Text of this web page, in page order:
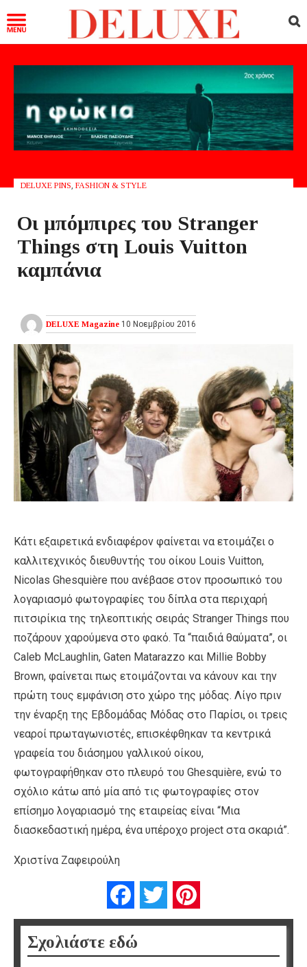
DELUXE PINS FASHION & STYLE
Οι μπόμπιρες του Stranger
Things στη Louis Vuitton
καμπάνια
DELUXE Magazine 10 Νοεμβρίου 2016
Κάτι εξαιρετικά ενδιαφέρον φαίνεται να ετοιμάζει ο
καλλιτεχνικός διευθυντής του οίκου Louis Vuitton,
Nicolas Ghesquière που ανέβασε στον προσωπικό του
λογαριασμό φωτογραφίες του δίπλα στα περιχαρή
πιτσιρίκια της τηλεοπτικής σειράς Stranger Things που
ποζάρουν χαρούμενα στο φακό. Τα “παιδιά θαύματα”, οι
Caleb McLaughlin, Gaten Matarazzo και Millie Bobby
Brown, φαίνεται πως ετοιμάζονται να κάνουν και την
πρώτη τους εμφάνιση στο χώρο της μόδας. Λίγο πριν
την έναρξη της Εβδομάδας Μόδας στο Παρίσι, οι τρεις
νεαροί πρωταγωνιστές, επισκέφθηκαν τα κεντρικά
γραφεία του διάσημου γαλλικού οίκου,
φωτογραφήθηκαν στο πλευρό του Ghesquière, ενώ το
σχόλιο κάτω από μία από τις φωτογραφίες στον
επίσημο λογαριασμό της εταιρείας είναι “Μια
διασκεδαστική ημέρα, ένα υπέροχο project στα σκαριά”.
Χριστίνα Ζαφειρούλη
FacebookTwitter
Σχολιάστε εδώ